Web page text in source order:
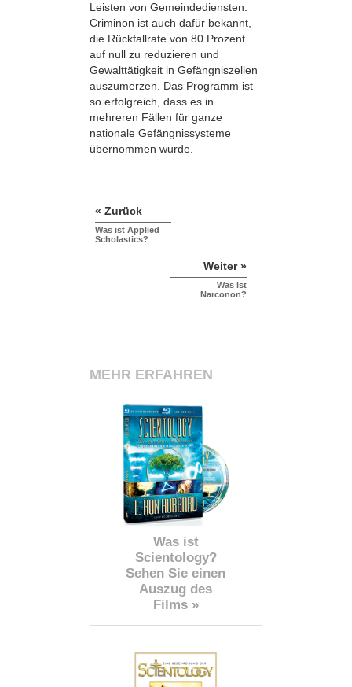
Leisten von Gemeindediensten.
Criminon ist auch dafür bekannt,
die Rückfallrate von 80 Prozent
auf null zu reduzieren und
Gewalttätigkeit in Gefängniszellen
auszumerzen. Das Programm ist
so erfolgreich, dass es in
mehreren Fällen für ganze
nationale Gefängnissysteme
übernommen wurde.
« Zurück
Was ist Applied
Scholastics?
Weiter »
Was ist
Narconon?
MEHR ERFAHREN
Was ist
Scientology?
Sehen Sie einen
Auszug des
Films »